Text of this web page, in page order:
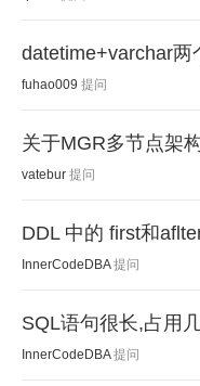
datetime+varchar两
fuhao009 提问
关于MGR多节点架
vatebur 提问
DDL 中的 first和
InnerCodeDBA提问
SQL语句很长,占用
InnerCodeDBA提问